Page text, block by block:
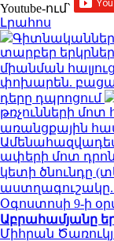
Youtube-ում`
Լրահոս
տարբեր
միանման
փոխարեն.
դերը դպրոցում
թռչունների մոտ
առանցքային
ափերի մոտ
կետի ծնունդը
աստղագուշակը.
Օգոստոսի 9-ի
Աբրահամյանը
Միհրան